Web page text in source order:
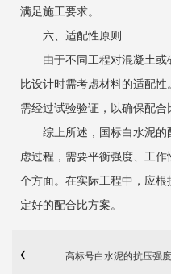
满足施工要求。
六、适配性原则
由于不同工程对混凝土或
比设计时需考虑材料的适配
需经过试验验证，以确保配合
综上所述，国标白水泥的
虑过程，需要平衡强度、工
个方面。在实际工程中，应
定好的配合比方案。
高标号白水泥的抗压强度